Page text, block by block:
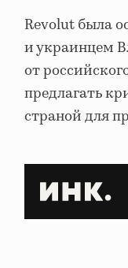
Revolut была
и украинцем
от
предлагать
страной для